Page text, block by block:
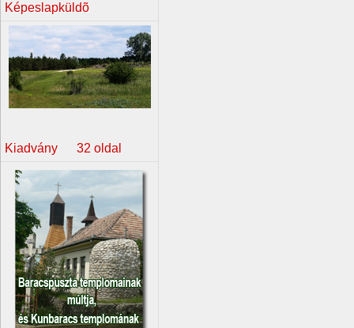
Képeslapküldõ
Kiadvány 32 oldal